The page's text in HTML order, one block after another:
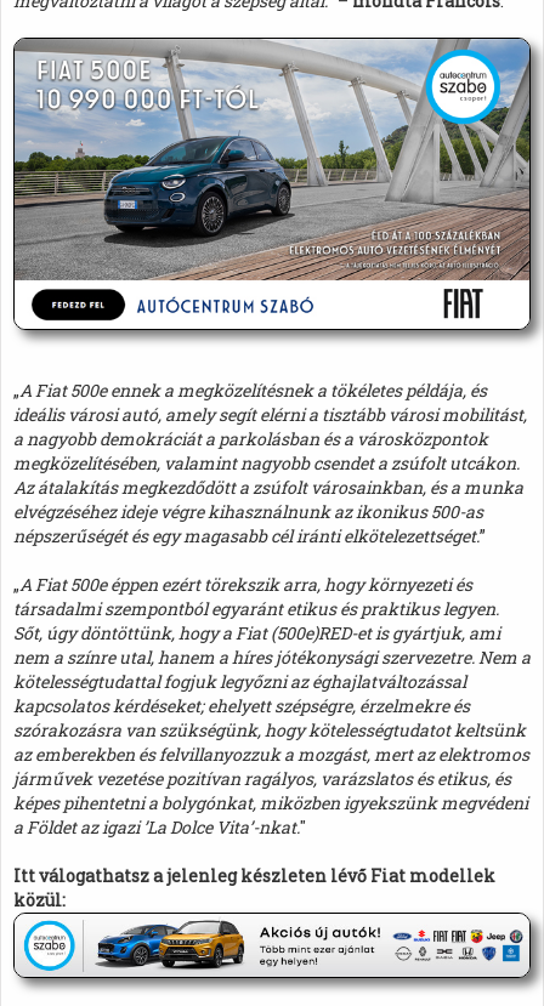
„A Fiat 500e ennek a megközelítésnek a tökéletes példája, és
ideális városi autó, amely segít elérni a tisztább városi mobilitást,
a nagyobb demokráciát a parkolásban és a városközpontok
megközelítésében, valamint nagyobb csendet a zsúfolt utcákon.
Az átalakítás megkezdődött a zsúfolt városainkban, és a munka
elvégzéséhez ideje végre kihasználnunk az ikonikus 500-as
népszerűségét és egy magasabb cél iránti elkötelezettséget.”
„A Fiat 500e éppen ezért törekszik arra, hogy környezeti és
társadalmi szempontból egyaránt etikus és praktikus legyen.
Sőt, úgy döntöttünk, hogy a Fiat (500e)RED-et is gyártjuk, ami
nem a színre utal, hanem a híres jótékonysági szervezetre. Nem a
kötelességtudattal fogjuk legyőzni az éghajlatváltozással
kapcsolatos kérdéseket; ehelyett szépségre, érzelmekre és
szórakozásra van szükségünk, hogy kötelességtudatot keltsünk
az emberekben és felvillanyozzuk a mozgást, mert az elektromos
járművek vezetése pozitívan ragályos, varázslatos és etikus, és
képes pihentetni a bolygónkat, miközben igyekszünk megvédeni
a Földet az igazi ’La Dolce Vita’-nkat."
Itt válogathatsz a jelenleg készleten lévő Fiat modellek
közül: